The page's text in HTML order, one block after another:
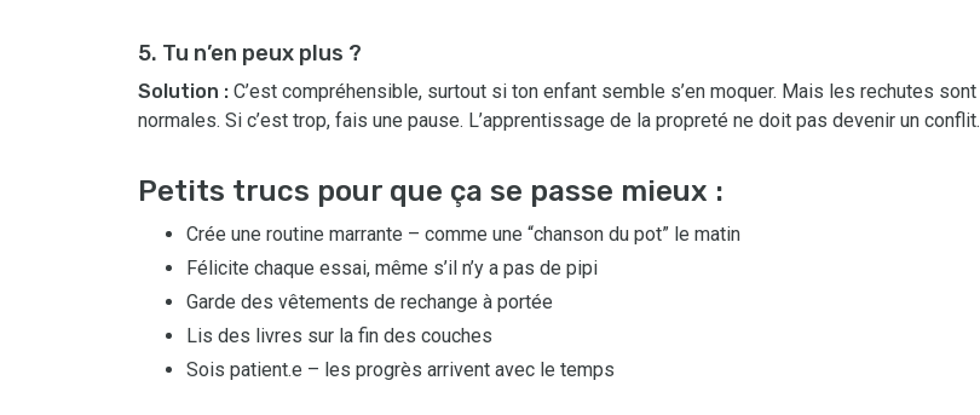
5. Tu n’en peux plus ?
Solution : C’est compréhensible, surtout si ton enfant semble s’en moquer. Mais les rechutes sont
normales. Si c’est trop, fais une pause. L’apprentissage de la propreté ne doit pas devenir un conflit.
Petits trucs pour que ça se passe mieux :
Crée une routine marrante – comme une “chanson du pot” le matin
Félicite chaque essai, même s’il n’y a pas de pipi
Garde des vêtements de rechange à portée
Lis des livres sur la fin des couches
Sois patient.e – les progrès arrivent avec le temps